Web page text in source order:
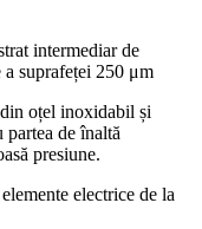
intermediar de
a suprafeței 250 μm
oțel inoxidabil și
partea de înaltă
presiune.
electrice de la